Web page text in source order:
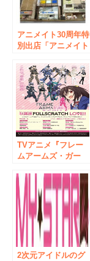
アニメイト30周年特
別出店「アニメイト
ーション」グランド
オープン記念イベン
ト・キャンペーン情
報
TVアニメ『フレー
ムアームズ・ガー
キャンペーン「秋葉
原FULLSCRATCH
LOVE!!」 メニュー
＆特典グッズ公開！
いよいよ6月5日
（月）からスター
ト！
2次元アイドルのグ